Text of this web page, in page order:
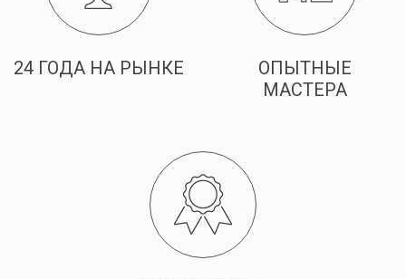
24 ГОДА НА РЫНКЕ
ОПЫТНЫЕ
МАСТЕРА